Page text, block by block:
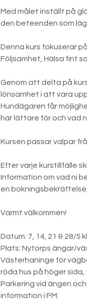
u
Med målet inställt på
den beteenden som
Denna kurs fokuserar
Följsamhet, Hälsa fint
Genom att delta på
lönsamhet i att vara
Hundägaren får
har lättare för och vad
Kursen passar valpar
Efter varje kurstillfälle
Information om vad ni
en
Varmt välkommen!
Datum: 7, 14, 21 & 28/5
Plats: Nytorps ängar/
Västerhaninge för
röda hus på höger
Parkering vid ängen
information i PM.